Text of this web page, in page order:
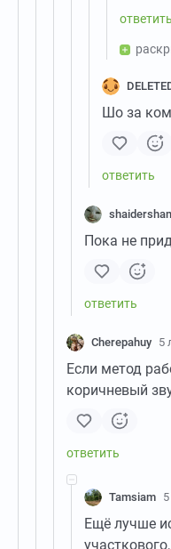
Шо за
Пока не
Cherepahuy 5
Если метод
коричневый
Tamsiam
Ещё лучше